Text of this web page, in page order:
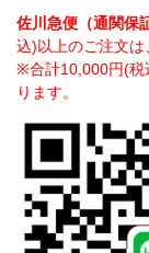
佐川急便（通関保
込)以上のご注文は
※合計10,000円(税
ります。